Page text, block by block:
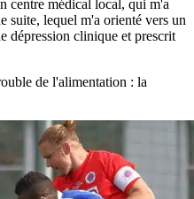
centre médical local, qui m'a
suite, lequel m'a orienté vers un
dépression clinique et prescrit
de l'alimentation : la